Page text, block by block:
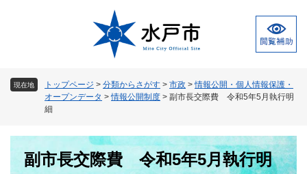
現在地 トップページ > 分類からさがす > 市政 >情報公開・個人情報保護・
オープンデータ >情報公開制度 > 副市長交際費 令和5年5月執行明
細
副市長交際費 令和5年5月執行明